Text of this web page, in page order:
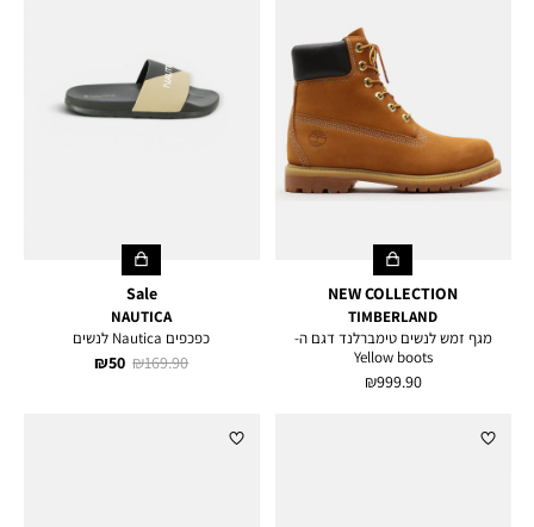
NEW COLLECTION
TIMBERLAND
מגף זמש לנשים טימברלנד דגם ה-
Yellow boots
מחיר
999.90 ₪
Sale
NAUTICA
כפכפים Nautica לנשים
מחיר
50 ₪
מחיר
169.90 ₪